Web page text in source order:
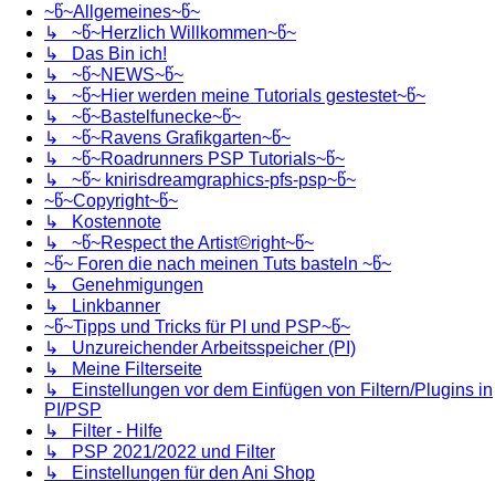
~წ~Allgemeines~წ~
↳ ~წ~Herzlich Willkommen~წ~
↳ Das Bin ich!
↳ ~წ~NEWS~წ~
↳ ~წ~Hier werden meine Tutorials gestestet~წ~
↳ ~წ~Bastelfunecke~წ~
↳ ~წ~Ravens Grafikgarten~წ~
↳ ~წ~Roadrunners PSP Tutorials~წ~
↳ ~წ~ knirisdreamgraphics-pfs-psp~წ~
~წ~Copyright~წ~
↳ Kostennote
↳ ~წ~Respect the Artist©right~წ~
~წ~ Foren die nach meinen Tuts basteln ~წ~
↳ Genehmigungen
↳ Linkbanner
~წ~Tipps und Tricks für PI und PSP~წ~
↳ Unzureichender Arbeitsspeicher (PI)
↳ Meine Filterseite
↳ Einstellungen vor dem Einfügen von Filtern/Plugins in
PI/PSP
↳ Filter - Hilfe
↳ PSP 2021/2022 und Filter
↳ Einstellungen für den Ani Shop